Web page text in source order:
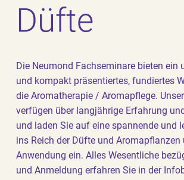
Düfte
Die Neumond Fachseminare bieten ein
und kompakt präsentiertes, fundiertes
die Aromatherapie / Aromapflege.
verfügen über langjährige Erfahrung
und laden Sie auf eine spannende und
ins Reich der Düfte und Aromapflanzen
Anwendung ein. Alles Wesentliche
und Anmeldung erfahren Sie in der